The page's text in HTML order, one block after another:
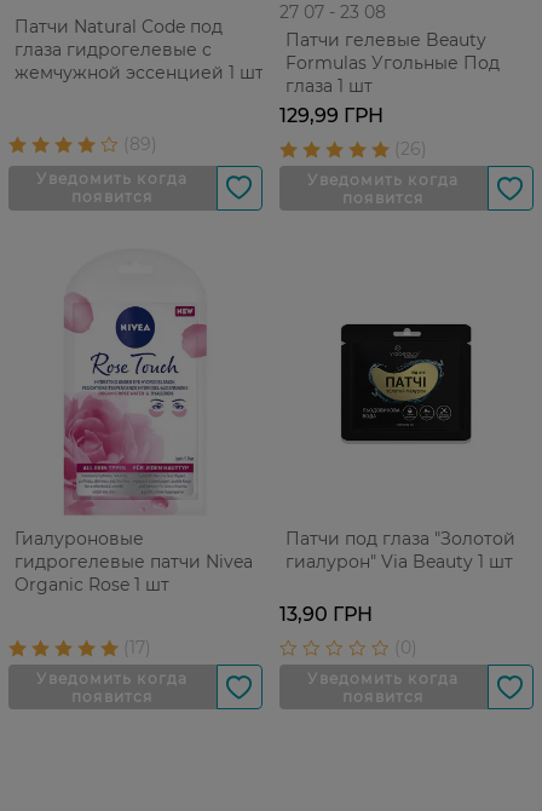
Патчи Natural Code под
глаза гидрогелевые с
жемчужной эссенцией 1 шт
27 07 - 23 08
Патчи гелевые Beauty
Formulas Угольные Под
глаза 1 шт
129,99 ГРН
Гиалуроновые
гидрогелевые патчи Nivea
Organic Rose 1 шт
Патчи под глаза "Золотой
гиалурон" Via Beauty 1 шт
13,90 ГРН